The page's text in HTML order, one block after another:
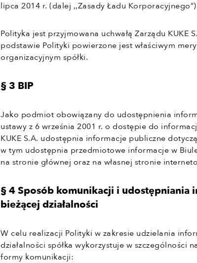
lipca 2014 r. (dalej ,,Zasady Ładu
Polityka jest przyjmowana uchwałą Zarządu KUKE
podstawie Polityki powierzone jest właściwym
organizacyjnym spółki.
§ 3 BIP
Jako podmiot obowiązany do udostępnienia
ustawy z 6 września 2001 r. o dostępie do
KUKE S.A. udostępnia informacje publiczne
w tym udostępnia przedmiotowe informacje w
na stronie głównej oraz na własnej stronie
§ 4 Sposób komunikacji i udostępniania
bieżącej działalności
W celu realizacji Polityki w zakresie udzielania
działalności spółka wykorzystuje w szczególności
formy komunikacji: